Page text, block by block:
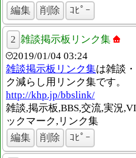
編集 削除 ｺﾋﾟｰ
2 雑談掲示板リンク集
2019/01/04 03:24
雑談掲示板リンク集は雑談
ク減らし用リンク集です。
http://khp.jp/bbslink/
雑談,掲示板,BBS,交流,実況
ックマーク,リンク集
編集
削除 ｺﾋﾟｰ